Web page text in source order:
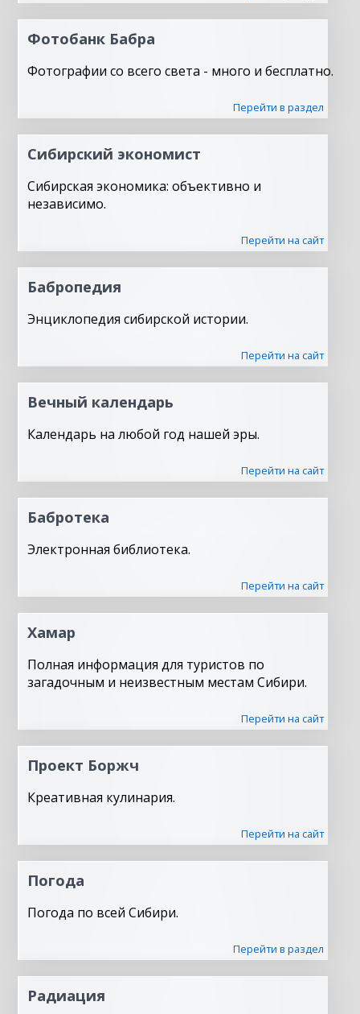
Фотобанк Бабра
Фотографии со всего света - много и бесплатно.
Перейти в раздел
Сибирский экономист
Сибирская экономика: объективно и
независимо.
Перейти на сайт
Бабропедия
Энциклопедия сибирской истории.
Перейти на сайт
Вечный календарь
Календарь на любой год нашей эры.
Перейти на сайт
Бабротека
Электронная библиотека.
Перейти на сайт
Хамар
Полная информация для туристов по
загадочным и неизвестным местам Сибири.
Перейти на сайт
Проект Боржч
Креативная кулинария.
Перейти на сайт
Погода
Погода по всей Сибири.
Перейти в раздел
Радиация